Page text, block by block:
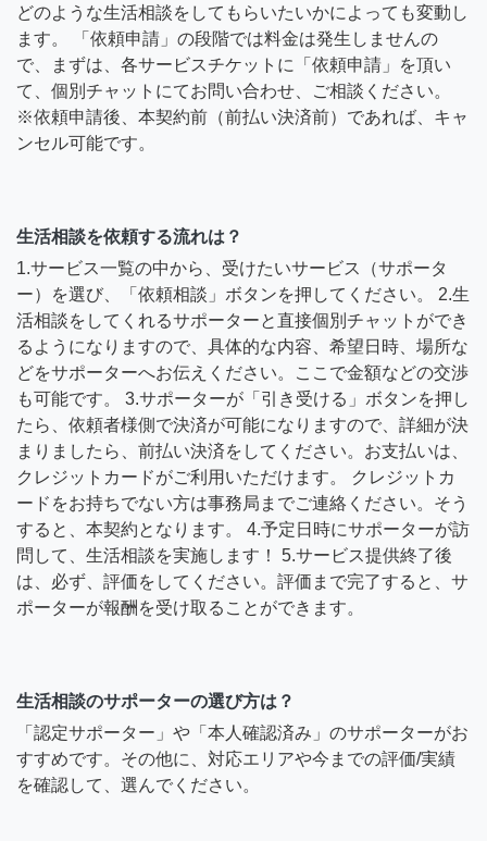
どのような生活相談をしてもらいたいかによっても変動し
ます。 「依頼申請」の段階では料金は発生しませんの
で、まずは、各サービスチケットに「依頼申請」を頂い
て、個別チャットにてお問い合わせ、ご相談ください。
※依頼申請後、本契約前（前払い決済前）であれば、キャ
ンセル可能です。
生活相談を依頼する流れは？
1.サービス一覧の中から、受けたいサービス（サポータ
ー）を選び、「依頼相談」ボタンを押してください。 2.生
活相談をしてくれるサポーターと直接個別チャットができ
るようになりますので、具体的な内容、希望日時、場所な
どをサポーターへお伝えください。ここで金額などの交渉
も可能です。 3.サポーターが「引き受ける」ボタンを押し
たら、依頼者様側で決済が可能になりますので、詳細が決
まりましたら、前払い決済をしてください。お支払いは、
クレジットカードがご利用いただけます。 クレジットカ
ードをお持ちでない方は事務局までご連絡ください。そう
すると、本契約となります。 4.予定日時にサポーターが訪
問して、生活相談を実施します！ 5.サービス提供終了後
は、必ず、評価をしてください。評価まで完了すると、サ
ポーターが報酬を受け取ることができます。
生活相談のサポーターの選び方は？
「認定サポーター」や「本人確認済み」のサポーターがお
すすめです。その他に、対応エリアや今までの評価/実績
を確認して、選んでください。